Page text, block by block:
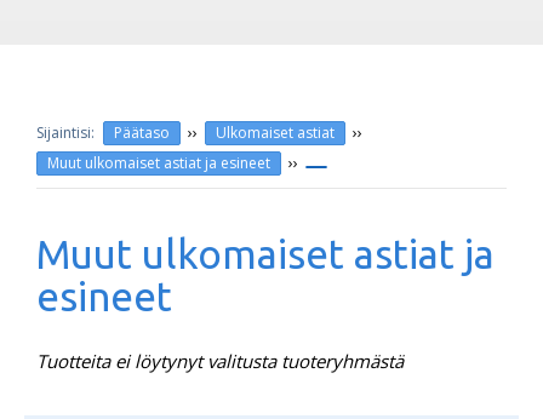
Päätaso ›› Ulkomaiset astiat ››
Muut ulkomaiset astiat ja esineet ››
Muut ulkomaiset astiat ja
esineet
Tuotteita ei löytynyt valitusta tuoteryhmästä